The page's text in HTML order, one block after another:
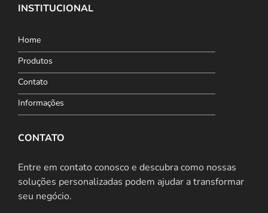
INSTITUCIONAL
Home
Produtos
Contato
Informações
CONTATO
Entre em contato conosco e descubra como nossas
soluções personalizadas podem ajudar a transformar
seu negócio.